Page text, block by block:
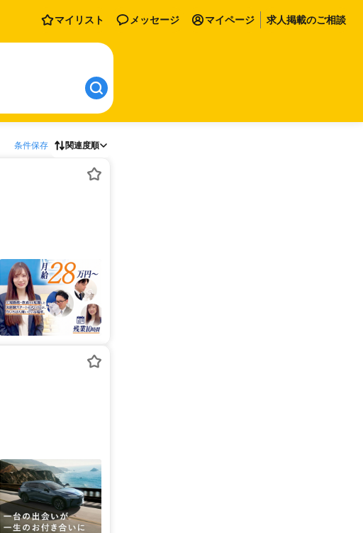
マイリスト メッセージ マイページ 求人掲載のご相談
条件保存 関連度順